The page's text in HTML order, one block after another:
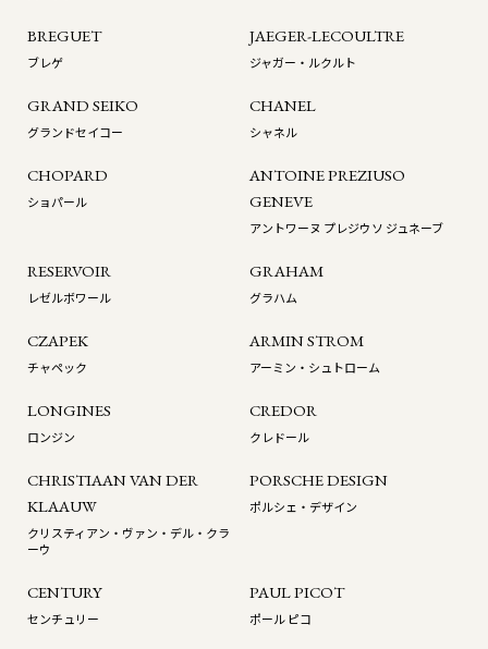
BREGUET
ブレゲ
JAEGER-LECOULTRE
ジャガー・ルクルト
GRAND SEIKO
グランドセイコー
CHANEL
シャネル
CHOPARD
ショパール
ANTOINE PREZIUSO
GENEVE
アントワーヌ プレジウソ ジュネーブ
RESERVOIR
レゼルボワール
GRAHAM
グラハム
CZAPEK
チャペック
ARMIN STROM
アーミン・シュトローム
LONGINES
ロンジン
CREDOR
クレドール
CHRISTIAAN VAN DER
KLAAUW
クリスティアン・ヴァン・デル・クラ
ーウ
PORSCHE DESIGN
ポルシェ・デザイン
CENTURY
センチュリー
PAUL PICOT
ポール ピコ